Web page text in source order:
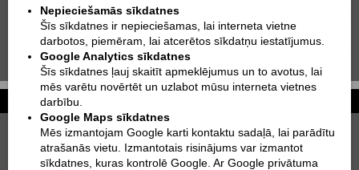
Modelis:
Izvēlēties
Meklēt!
Foto galerijas
KTM 250 EXC TPI SIX DAYS | 2022
KTM 890 DUKE
Nepieciešamās sīkdatnes
Šīs sīkdatnes ir nepieciešamas, lai interneta vietne
darbotos, piemēram, lai atcerētos sīkdatņu iestatījumus.
Google Analytics sīkdatnes
Šīs sīkdatnes ļauj skaitīt apmeklējumus un to avotus, lai
mēs varētu novērtēt un uzlabot mūsu interneta vietnes
darbību.
Google Maps sīkdatnes
Mēs izmantojam Google karti kontaktu sadaļā, lai parādītu
atrašanās vietu. Izmantotais risinājums var izmantot
sīkdatnes, kuras kontrolē Google. Ar Google privātuma